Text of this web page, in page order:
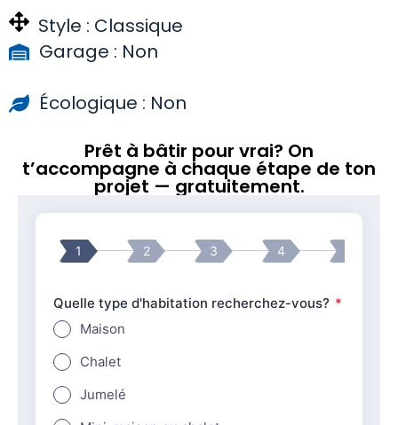
Style : Classique
Garage : Non
Écologique : Non
Prêt à bâtir pour vrai? On
t’accompagne à chaque étape de ton
projet — gratuitement.